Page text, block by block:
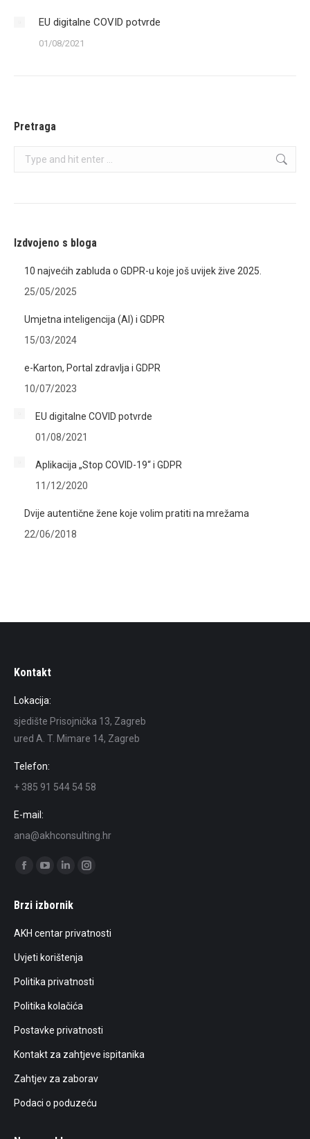
EU digitalne COVID potvrde
01/08/2021
Pretraga
Search:
Izdvojeno s bloga
10 najvećih zabluda o GDPR-u koje još uvijek žive 2025.
25/05/2025
Umjetna inteligencija (AI) i GDPR
15/03/2024
e-Karton, Portal zdravlja i GDPR
10/07/2023
EU digitalne COVID potvrde
01/08/2021
Aplikacija „Stop COVID-19“ i GDPR
11/12/2020
Dvije autentične žene koje volim pratiti na mrežama
22/06/2018
Kontakt
Lokacija:
sjedište Prisojnička 13, Zagreb
ured A. T. Mimare 14, Zagreb
Telefon:
+ 385 91 544 54 58
E-mail:
ana@akhconsulting.hr
Find us on:
Facebook
opens
in
window
YouTube
opens
in
window
Linkedin
opens
window
Instagram
in
Brzi izbornik
AKH centar privatnosti
Uvjeti korištenja
Politika privatnosti
Politika kolačića
Postavke privatnosti
Kontakt za zahtjeve ispitanika
Zahtjev za zaborav
Podaci o poduzeću